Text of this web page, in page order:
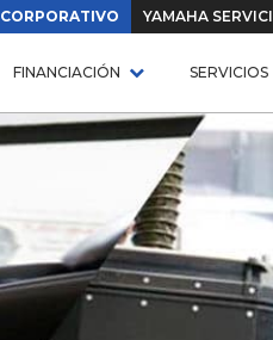
CORPORATIVO YAMAHA
FINANCIACIÓN SERVICIOS